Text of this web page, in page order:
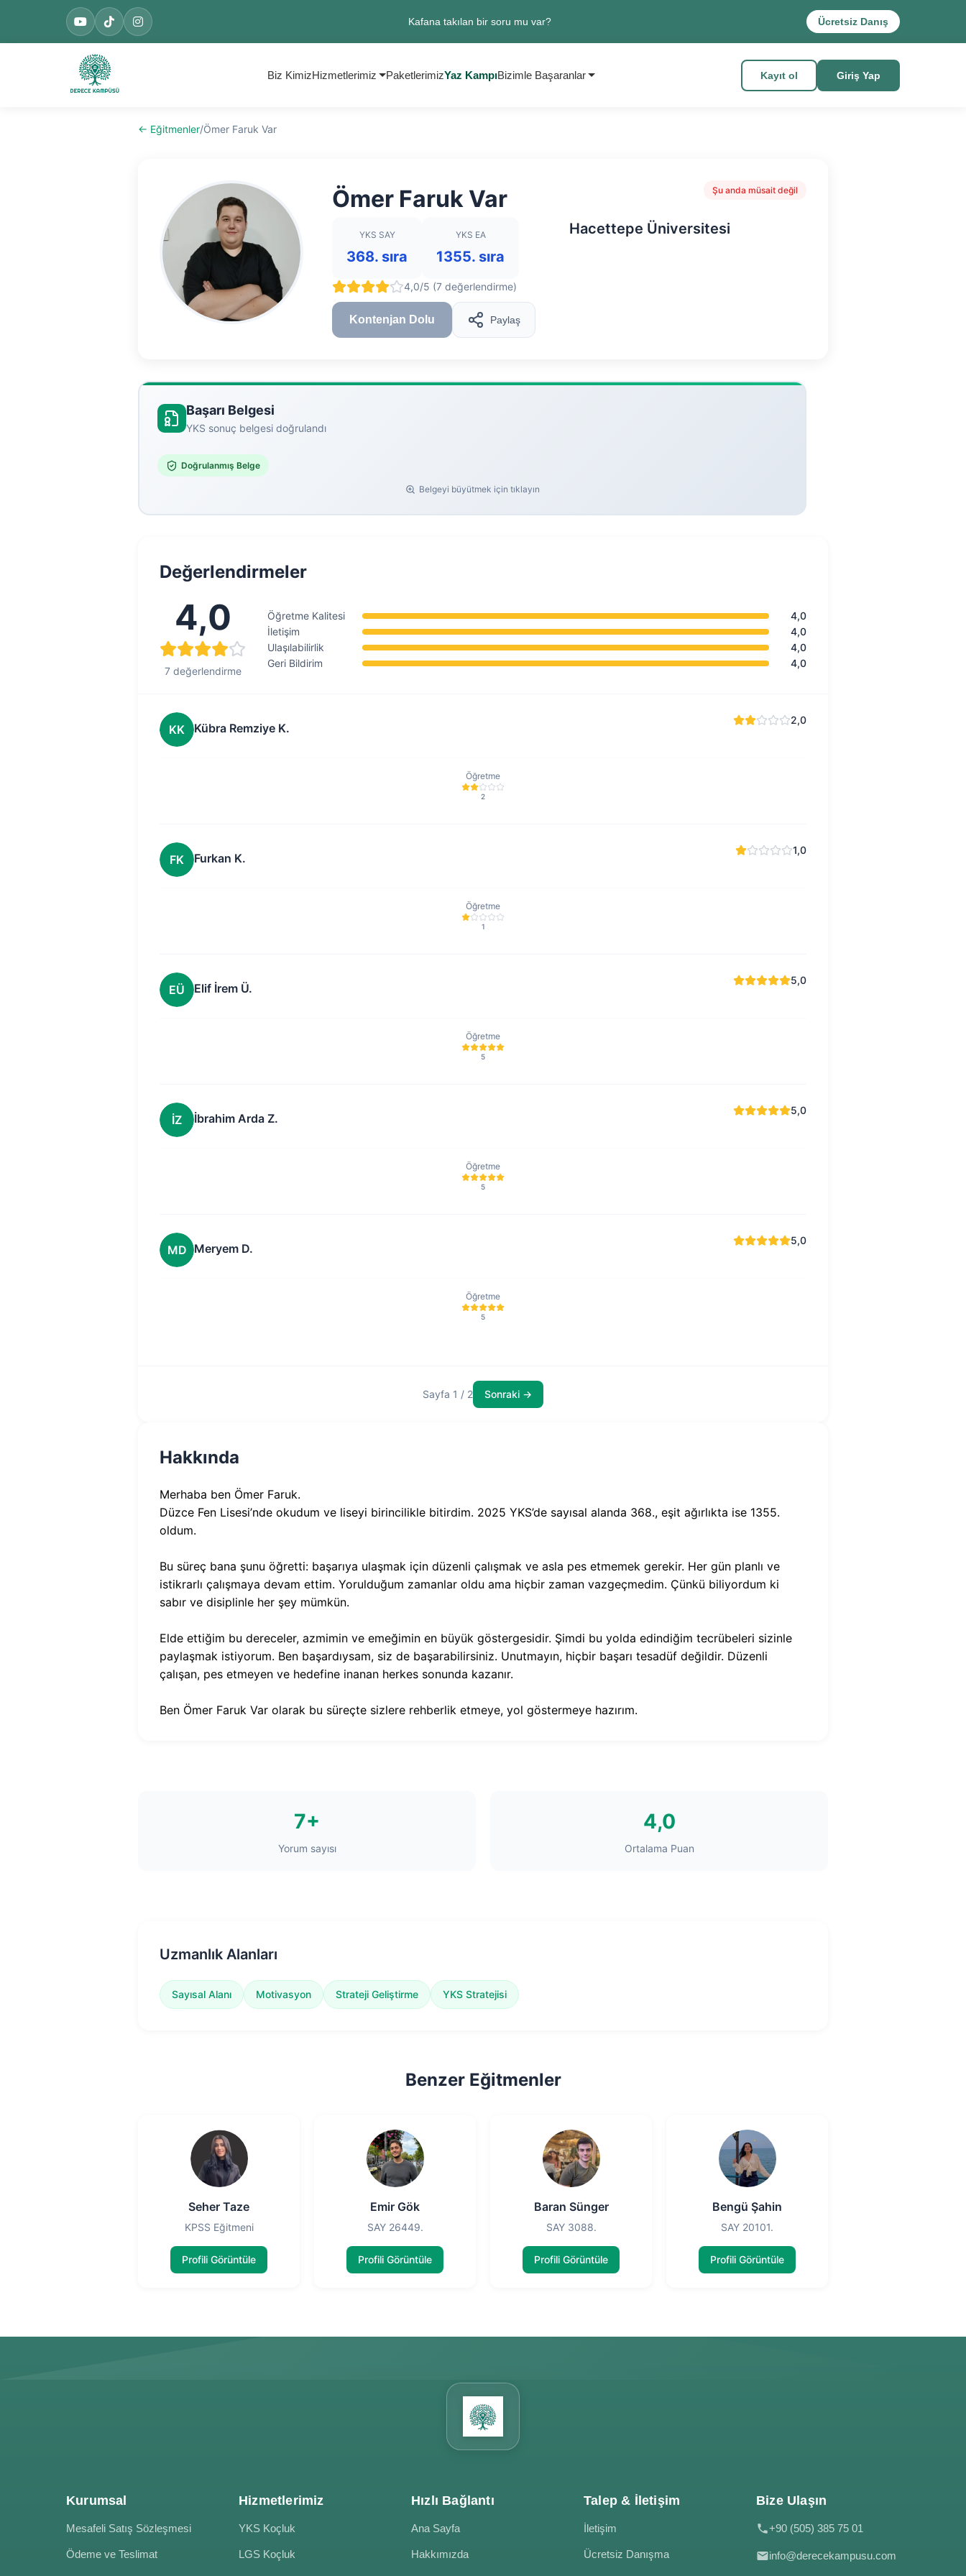
Kafana takılan bir soru mu var? Ücretsiz Danış
Biz KimizHizmetlerimiz PaketlerimizYaz KampıBizimle Başaranlar Kayıt ol Giriş Yap
← Eğitmenler/Ömer Faruk Var
Ömer Faruk Var Şu anda müsait değil
YKS SAY
368. sıra
YKS EA
1355. sıra
Hacettepe Üniversitesi
4,0/5 (7 değerlendirme)
Kontenjan Dolu Paylaş
Başarı Belgesi
YKS sonuç belgesi doğrulandı
Doğrulanmış Belge
Belgeyi büyütmek için tıklayın
Değerlendirmeler
4,0
7 değerlendirme
Öğretme Kalitesi
4,0
İletişim
4,0
Ulaşılabilirlik
4,0
Geri Bildirim
4,0
KK Kübra Remziye K.
2,0
Öğretme
2
FK Furkan K.
1,0
Öğretme
1
EÜ Elif İrem Ü.
5,0
Öğretme
5
İZ İbrahim Arda Z.
5,0
Öğretme
5
MD Meryem D.
5,0
Öğretme
5
Sayfa 1 / 2 Sonraki →
Hakkında
Merhaba ben Ömer Faruk.
Düzce Fen Lisesi’nde okudum ve liseyi birincilikle bitirdim. 2025 YKS’de sayısal alanda 368., eşit ağırlıkta ise 1355.
oldum.
Bu süreç bana şunu öğretti: başarıya ulaşmak için düzenli çalışmak ve asla pes etmemek gerekir. Her gün planlı ve
istikrarlı çalışmaya devam ettim. Yorulduğum zamanlar oldu ama hiçbir zaman vazgeçmedim. Çünkü biliyordum ki
sabır ve disiplinle her şey mümkün.
Elde ettiğim bu dereceler, azmimin ve emeğimin en büyük göstergesidir. Şimdi bu yolda edindiğim tecrübeleri sizinle
paylaşmak istiyorum. Ben başardıysam, siz de başarabilirsiniz. Unutmayın, hiçbir başarı tesadüf değildir. Düzenli
çalışan, pes etmeyen ve hedefine inanan herkes sonunda kazanır.
Ben Ömer Faruk Var olarak bu süreçte sizlere rehberlik etmeye, yol göstermeye hazırım.
7+
Yorum sayısı
4,0
Ortalama Puan
Uzmanlık Alanları
Sayısal Alanı Motivasyon Strateji Geliştirme YKS Stratejisi
Benzer Eğitmenler
Seher Taze
KPSS Eğitmeni
Profili Görüntüle
Emir Gök
SAY 26449.
Profili Görüntüle
Baran Sünger
SAY 3088.
Profili Görüntüle
Bengü Şahin
SAY 20101.
Profili Görüntüle
Kurumsal
Mesafeli Satış Sözleşmesi
Ödeme ve Teslimat
Hizmetlerimiz
YKS Koçluk
LGS Koçluk
Hızlı Bağlantı
Ana Sayfa
Hakkımızda
Talep & İletişim
İletişim
Ücretsiz Danışma
Bize Ulaşın
+90 (505) 385 75 01
info@derecekampusu.com